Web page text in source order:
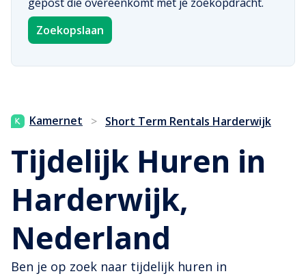
Zoekopslaan
Kamernet > Short Term Rentals Harderwijk
Tijdelijk Huren in
Harderwijk,
Nederland
Ben je op zoek naar tijdelijk huren in